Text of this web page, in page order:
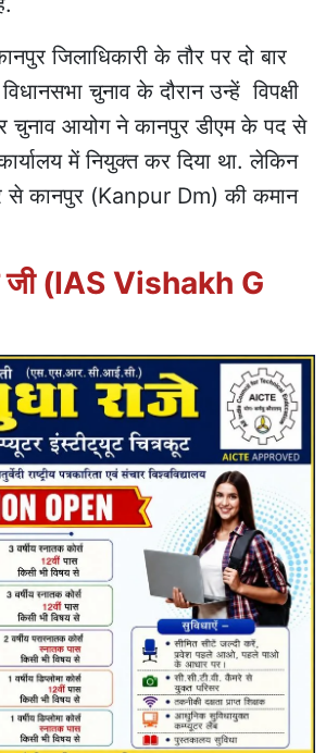
जिलाधिकारी के तौर पर दो बार
चुनाव के दौरान उन्हें विपक्षी
चुनाव आयोग ने कानपुर डीएम के पद से
में नियुक्त कर दिया था. लेकिन
से कानपुर (Kanpur Dm) की कमान
जी (IAS Vishakh G